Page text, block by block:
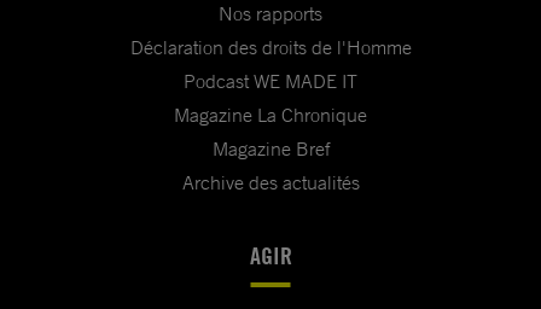
Nos rapports
Déclaration des droits de l'Homme
Podcast WE MADE IT
Magazine La Chronique
Magazine Bref
Archive des actualités
AGIR